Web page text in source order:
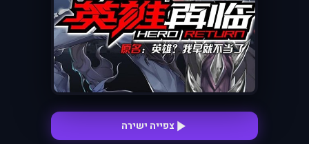
צפייה ישירה